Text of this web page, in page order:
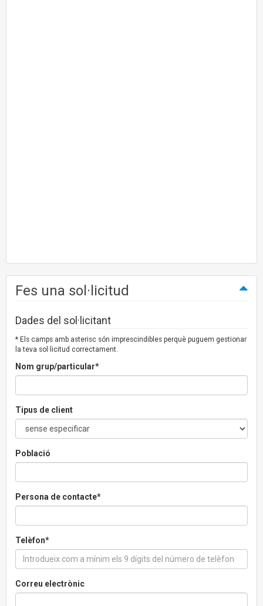
Fes una sol·licitud
Dades del sol·licitant
* Els camps amb asterisc són imprescindibles perquè puguem gestionar
la teva sol·licitud correctament.
Nom grup/particular*
Tipus de client
Població
Persona de contacte*
Telèfon*
Correu electrònic